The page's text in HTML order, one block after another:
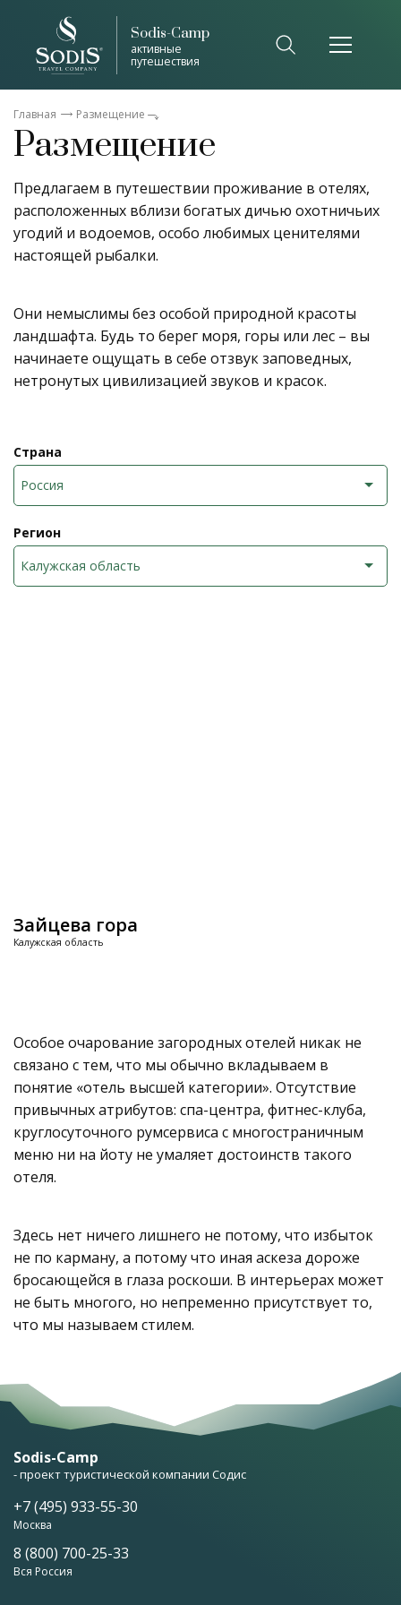
Sodis-Camp
активные
путешествия
Главная Размещение
Размещение
Предлагаем в путешествии проживание в отелях,
расположенных вблизи богатых дичью охотничьих
угодий и водоемов, особо любимых ценителями
настоящей рыбалки.
Они немыслимы без особой природной красоты
ландшафта. Будь то берег моря, горы или лес – вы
начинаете ощущать в себе отзвук заповедных,
нетронутых цивилизацией звуков и красок.
Страна
Россия
Регион
Калужская область
Зайцева гора
Калужская область
Особое очарование загородных отелей никак не
связано с тем, что мы обычно вкладываем в
понятие «отель высшей категории». Отсутствие
привычных атрибутов: спа-центра, фитнес-клуба,
круглосуточного румсервиса с многостраничным
меню ни на йоту не умаляет достоинств такого
отеля.
Здесь нет ничего лишнего не потому, что избыток
не по карману, а потому что иная аскеза дороже
бросающейся в глаза роскоши. В интерьерах может
не быть многого, но непременно присутствует то,
что мы называем стилем.
Sodis-Camp
- проект туристической компании Содис
+7 (495) 933-55-30
Москва
8 (800) 700-25-33
Вся Россия